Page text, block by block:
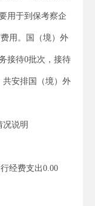
用于到保考察企
用。国（境）外
接待0批次，接待
共安排国（境）外
况说明
经费支出0.00